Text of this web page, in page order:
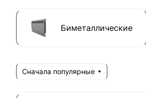
Биметаллические
Сначала популярные